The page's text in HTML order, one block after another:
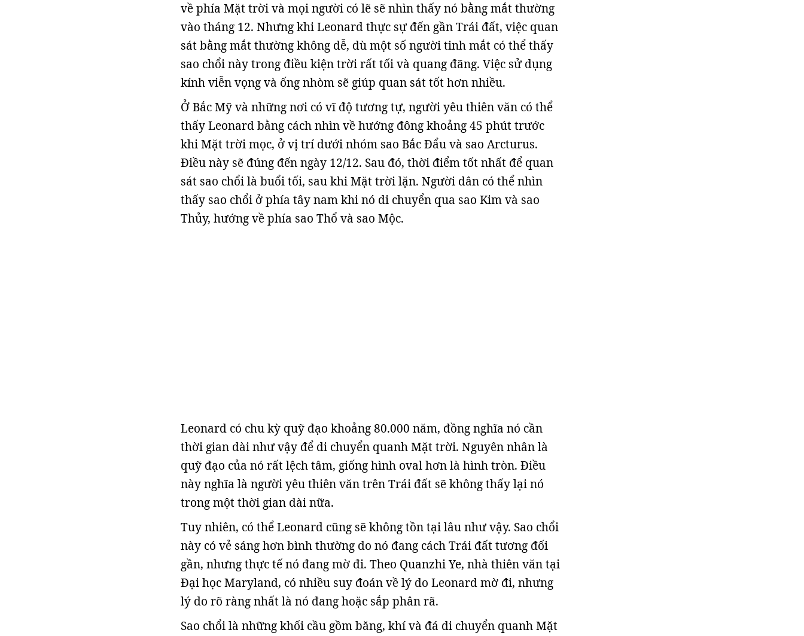
về phía Mặt trời và mọi người có lẽ sẽ nhìn thấy nó bằng mắt thường
vào tháng 12. Nhưng khi Leonard thực sự đến gần Trái đất, việc quan
sát bằng mắt thường không dễ, dù một số người tinh mắt có thể thấy
sao chổi này trong điều kiện trời rất tối và quang đãng. Việc sử dụng
kính viễn vọng và ống nhòm sẽ giúp quan sát tốt hơn nhiều.
Ở Bắc Mỹ và những nơi có vĩ độ tương tự, người yêu thiên văn có thể
thấy Leonard bằng cách nhìn về hướng đông khoảng 45 phút trước
khi Mặt trời mọc, ở vị trí dưới nhóm sao Bắc Đẩu và sao Arcturus.
Điều này sẽ đúng đến ngày 12/12. Sau đó, thời điểm tốt nhất để quan
sát sao chổi là buổi tối, sau khi Mặt trời lặn. Người dân có thể nhìn
thấy sao chổi ở phía tây nam khi nó di chuyển qua sao Kim và sao
Thủy, hướng về phía sao Thổ và sao Mộc.
Leonard có chu kỳ quỹ đạo khoảng 80.000 năm, đồng nghĩa nó cần
thời gian dài như vậy để di chuyển quanh Mặt trời. Nguyên nhân là
quỹ đạo của nó rất lệch tâm, giống hình oval hơn là hình tròn. Điều
này nghĩa là người yêu thiên văn trên Trái đất sẽ không thấy lại nó
trong một thời gian dài nữa.
Tuy nhiên, có thể Leonard cũng sẽ không tồn tại lâu như vậy. Sao chổi
này có vẻ sáng hơn bình thường do nó đang cách Trái đất tương đối
gần, nhưng thực tế nó đang mờ đi. Theo Quanzhi Ye, nhà thiên văn tại
Đại học Maryland, có nhiều suy đoán về lý do Leonard mờ đi, nhưng
lý do rõ ràng nhất là nó đang hoặc sắp phân rã.
Sao chổi là những khối cầu gồm băng, khí và đá di chuyển quanh Mặt